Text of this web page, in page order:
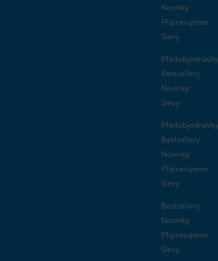
Novinky
Připravujeme
Slevy
Předobjednávky
Bestsellery
Novinky
Slevy
Předobjednávky
Bestsellery
Novinky
Připravujeme
Slevy
Bestsellery
Novinky
Připravujeme
Slevy